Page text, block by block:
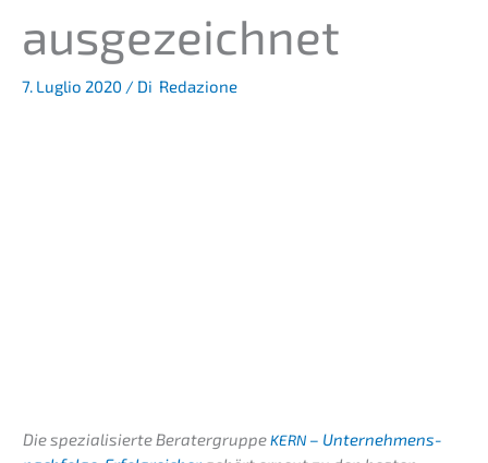
ausgezeichnet
7. Luglio 2020 / Di Redazione
Die spezia­li­sier­te Berater­grup­peKERN – Unternehmens­